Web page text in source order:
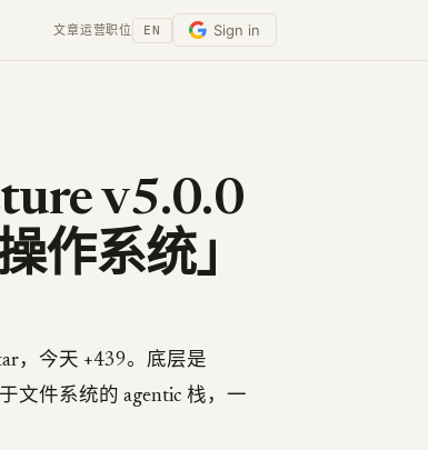
文章运营职位 EN Sign in
v5.0.0
作系统」
，今天 +439。底层是
文件系统的 agentic 栈，一